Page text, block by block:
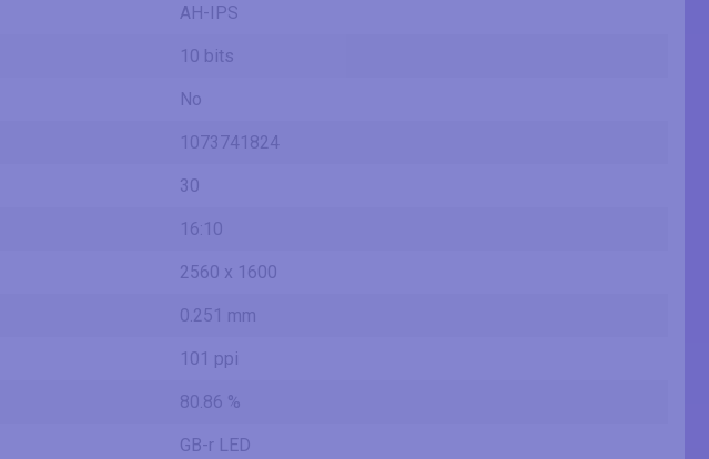
AH-IPS
10 bits
No
1073741824
30
16:10
2560 x 1600
0.251 mm
101 ppi
80.86 %
GB-r LED